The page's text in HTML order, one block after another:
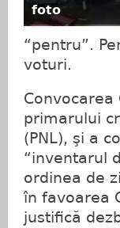
foto
“pentru”.
voturi.
primarului
(PNL), şi a
“inventarul
ordinea de
în favoarea
justifică